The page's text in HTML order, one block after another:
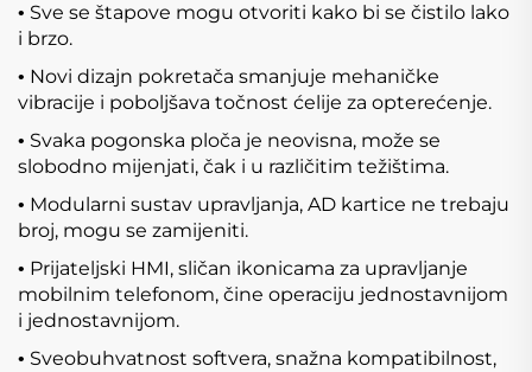
• Sve se štapove mogu otvoriti kako bi se čistilo lako
i brzo.
• Novi dizajn pokretača smanjuje mehaničke
vibracije i poboljšava točnost ćelije za opterećenje.
• Svaka pogonska ploča je neovisna, može se
slobodno mijenjati, čak i u različitim težištima.
• Modularni sustav upravljanja, AD kartice ne trebaju
broj, mogu se zamijeniti.
• Prijateljski HMI, sličan ikonicama za upravljanje
mobilnim telefonom, čine operaciju jednostavnijom
i jednostavnijom.
• Sveobuhvatnost softvera, snažna kompatibilnost,